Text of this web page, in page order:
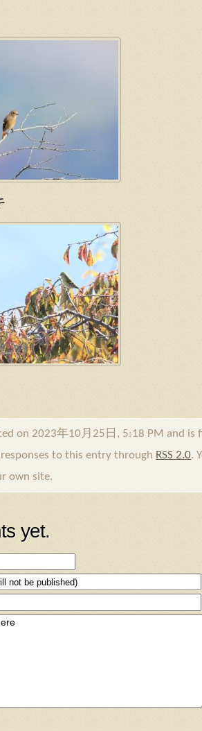
on 2023年10月25日, 5:18 PM and is
to this entry through RSS 2.0.
own site.
yet.